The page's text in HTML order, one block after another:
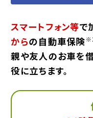
スマートフォン等で
からの自動車保険
親や友人のお車を
役に立ちます。